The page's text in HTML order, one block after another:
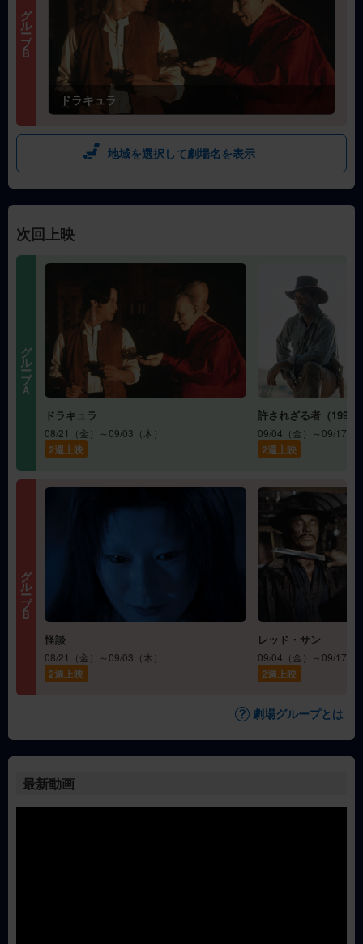
グループＢ
ドラキュラ
地域を選択して劇場名を表示
次回上映
グループＡ
ドラキュラ
08/21（金）～09/03（木）
2週上映
許されざる者（1992
09/04（金）～09/17（
2週上映
グループＢ
怪談
08/21（金）～09/03（木）
2週上映
レッド・サン
09/04（金）～09/17（
2週上映
劇場グループとは
最新動画